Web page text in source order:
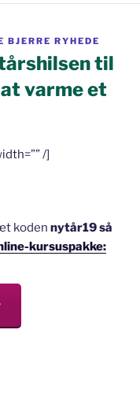
BJERRE RYHEDE
til
varme et
/]
koden nytår19 så
kursuspakke: